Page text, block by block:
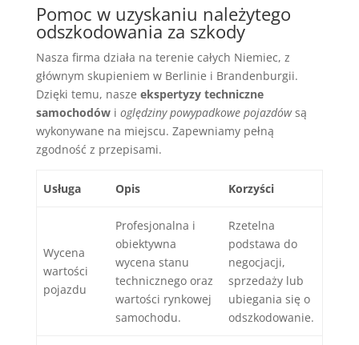
Pomoc w uzyskaniu należytego
odszkodowania za szkody
Nasza firma działa na terenie całych Niemiec, z
głównym skupieniem w Berlinie i Brandenburgii.
Dzięki temu, nasze ekspertyzy techniczne
samochodówi oględziny powypadkowe pojazdówsą
wykonywane na miejscu. Zapewniamy pełną
zgodność z przepisami.
Usługa Opis Korzyści
Wycena
wartości
pojazdu
Profesjonalna i
obiektywna
wycena stanu
technicznego oraz
wartości rynkowej
samochodu.
Rzetelna
podstawa do
negocjacji,
sprzedaży lub
ubiegania się o
odszkodowanie.